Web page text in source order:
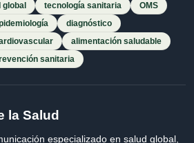
tecnología sanitaria
OMS
diagnóstico
alimentación saludable
sanitaria
la Salud
especializado en salud global,